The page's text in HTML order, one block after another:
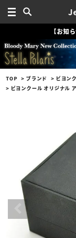
【お知
TOP ブランド
ビヨン
ビヨンクール オリジナル